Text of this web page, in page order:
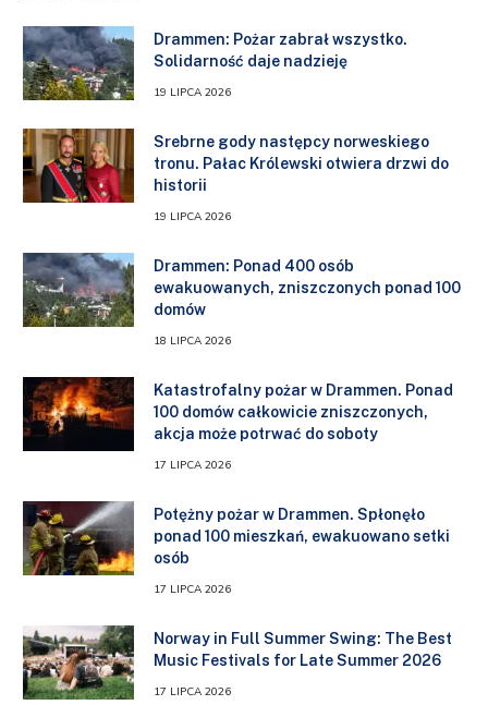
Drammen: Pożar zabrał wszystko.
Solidarność daje nadzieję
19 LIPCA 2026
Srebrne gody następcy norweskiego
tronu. Pałac Królewski otwiera drzwi do
historii
19 LIPCA 2026
Drammen: Ponad 400 osób
ewakuowanych, zniszczonych ponad 100
domów
18 LIPCA 2026
Katastrofalny pożar w Drammen. Ponad
100 domów całkowicie zniszczonych,
akcja może potrwać do soboty
17 LIPCA 2026
Potężny pożar w Drammen. Spłonęło
ponad 100 mieszkań, ewakuowano setki
osób
17 LIPCA 2026
Norway in Full Summer Swing: The Best
Music Festivals for Late Summer 2026
17 LIPCA 2026